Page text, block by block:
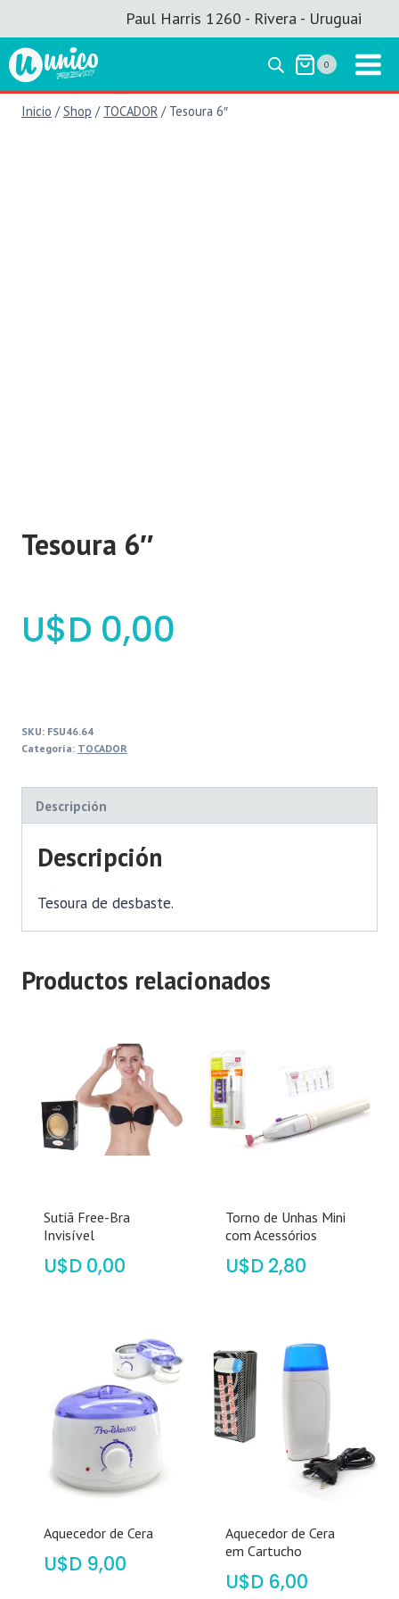
al
contenido
Paul Harris 1260 - Rivera - Uruguai
0
Inicio / Shop / TOCADOR / Tesoura 6″
Tesoura 6″
$ 0,00
SKU: FSU46.64
Categoría: TOCADOR
Descripción
Descripción
Tesoura de desbaste.
Productos relacionados
Sutiã Free-Bra
Invisível
$ 0,00
Torno de Unhas Mini
com Acessórios
$ 2,80
Aquecedor de Cera
$ 9,00
Aquecedor de Cera
em Cartucho
$ 6,00